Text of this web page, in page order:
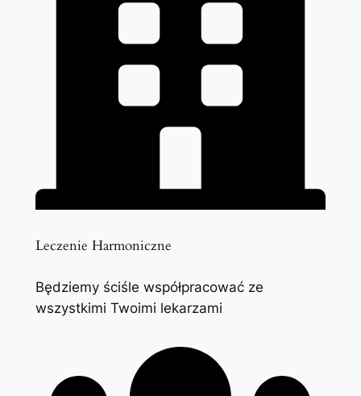
Leczenie Harmoniczne
Będziemy ściśle współpracować ze
wszystkimi Twoimi lekarzami